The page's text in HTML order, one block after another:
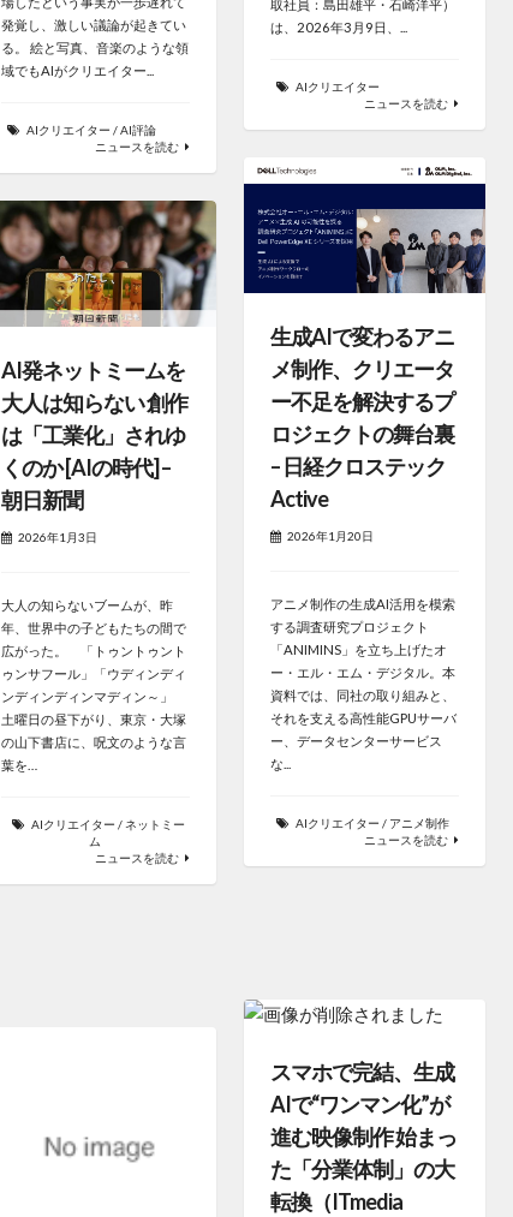
発覚し、激しい議論が起きてい
る。 絵と写真、音楽のような領
域でもAIがクリエイター...
AIクリエイター /AI評論
ニュースを読む
取社員：島田雄平・石崎洋平）
は、2026年3月9日、...
AIクリエイター
ニュースを読む
生成AIで変わるアニ
メ制作、クリエータ
ー不足を解決するプ
ロジェクトの舞台裏
– 日経クロステック
Active
2026年1月20日
アニメ制作の生成AI活用を模索
する調査研究プロジェクト
「ANIMINS」を立ち上げたオ
ー・エル・エム・デジタル。本
資料では、同社の取り組みと、
それを支える高性能GPUサーバ
ー、データセンターサービス
な...
AIクリエイター / アニメ制作
ニュースを読む
AI発ネットミームを
大人は知らない 創作
は「工業化」されゆ
くのか [AIの時代] –
朝日新聞
2026年1月3日
大人の知らないブームが、昨
年、世界中の子どもたちの間で
広がった。 「トゥントゥント
ゥンサフール」「ウディンディ
ンディンディンマディン～」
土曜日の昼下がり、東京・大塚
の山下書店に、呪文のような言
葉を…
AIクリエイター /ネットミー
ム
ニュースを読む
スマホで完結、生成
AIで“ワンマン化”が
進む映像制作 始まっ
た「分業体制」の大
転換（ITmedia